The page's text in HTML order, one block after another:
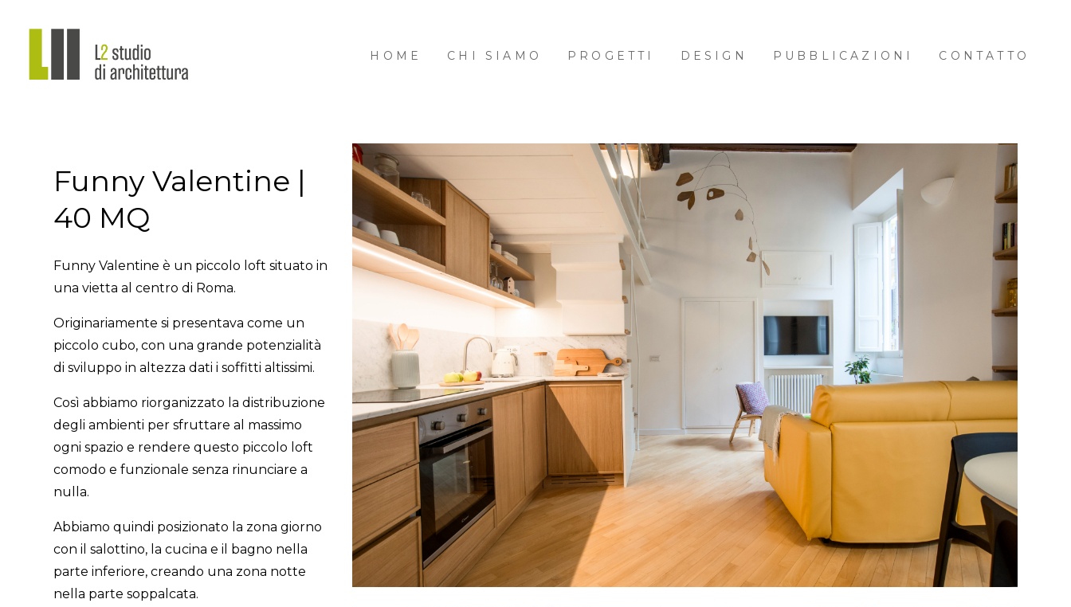
principali
HOME CHI SIAMO PROGETTI DESIGN PUBBLICAZIONI CONTATTO
Funny Valentine |
40 MQ
Funny Valentine è un piccolo loft situato in
una vietta al centro di Roma.
Originariamente si presentava come un
piccolo cubo, con una grande potenzialità
di sviluppo in altezza dati i soffitti altissimi.
Così abbiamo riorganizzato la distribuzione
degli ambienti per sfruttare al massimo
ogni spazio e rendere questo piccolo loft
comodo e funzionale senza rinunciare a
nulla.
Abbiamo quindi posizionato la zona giorno
con il salottino, la cucina e il bagno nella
parte inferiore, creando una zona notte
nella parte soppalcata.